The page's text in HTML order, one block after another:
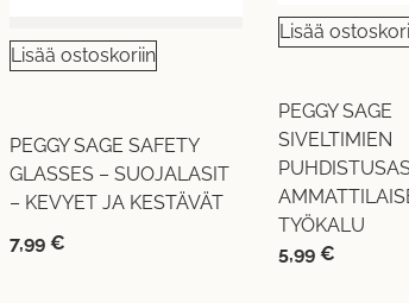
Lisää ostoskoriin
PEGGY SAGE SAFETY
GLASSES – SUOJALASIT
– KEVYET JA KESTÄVÄT
7,99€
Lisää
PEGGY SAGE
SIVELTIMIEN
TYÖKALU
5,99 €